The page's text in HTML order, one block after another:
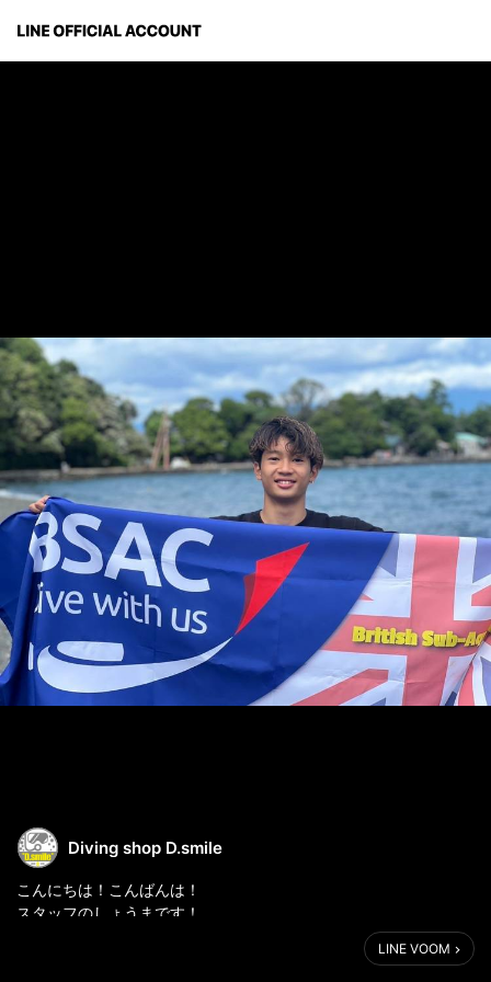
Diving shop D.smile
こんにちは！こんばんは！
スタッフのしょうまです！
LINE VOOM